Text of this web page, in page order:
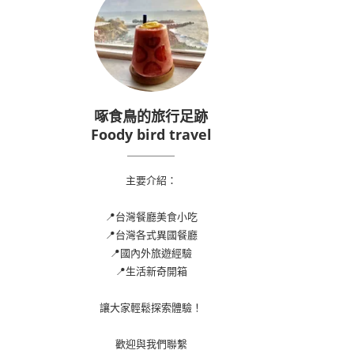
啄食鳥的旅行足跡
Foody bird travel
主要介紹：
📍台灣餐廳美食小吃
📍台灣各式異國餐廳
📍國內外旅遊經驗
📍生活新奇開箱
讓大家輕鬆探索體驗！
歡迎與我們聯繫